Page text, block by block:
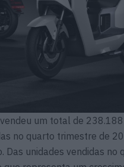
um total de 238.188
no quarto trimestre de
Das unidades vendidas